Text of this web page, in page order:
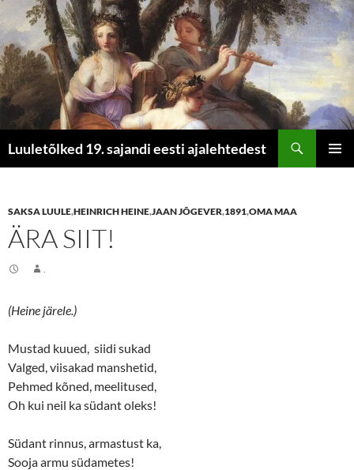
Luuletõlked 19. sajandi eesti ajalehtedest
SAKSA LUULE,HEINRICH HEINE,JAAN JÕGEVER,1891,OMA MAA
ÄRA SIIT!
(Heine järele.)
Mustad kuued, siidi sukad
Valged, viisakad manshetid,
Pehmed kõned, meelitused,
Oh kui neil ka südant oleks!
Südant rinnus, armastust ka,
Sooja armu südametes!